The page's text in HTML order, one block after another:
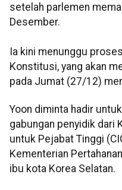
setelah parlemen
Desember.
Ia kini menunggu
Konstitusi, yang akan
pada Jumat (27/12)
Yoon diminta hadir
gabungan penyidik dari
untuk Pejabat Tinggi
Kementerian
ibu kota Korea Selatan.